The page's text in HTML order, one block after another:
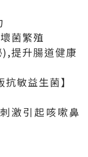
菌繁殖
提升腸道健康
敏益生菌】
激引起咳嗽鼻